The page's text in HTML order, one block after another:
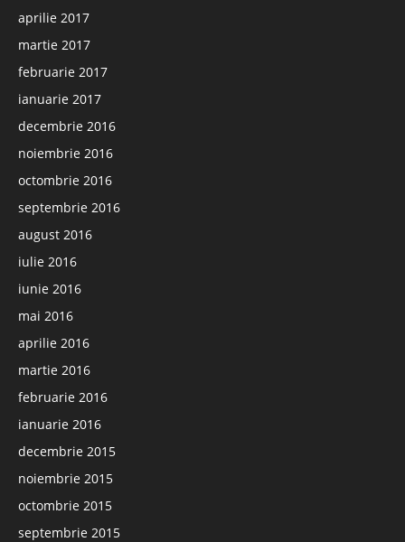
aprilie 2017
martie 2017
februarie 2017
ianuarie 2017
decembrie 2016
noiembrie 2016
octombrie 2016
septembrie 2016
august 2016
iulie 2016
iunie 2016
mai 2016
aprilie 2016
martie 2016
februarie 2016
ianuarie 2016
decembrie 2015
noiembrie 2015
octombrie 2015
septembrie 2015